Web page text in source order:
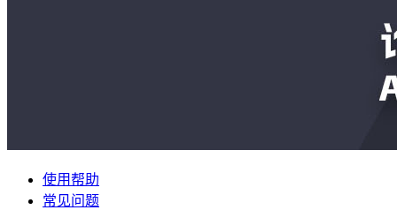
使用帮助
常见问题